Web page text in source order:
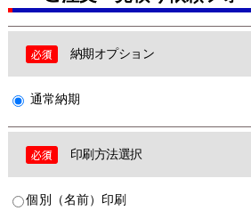
納期オプション
通常納期
印刷方法選択
個別（名前）印刷